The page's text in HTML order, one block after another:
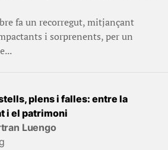
fa un recorregut, mitjançant
i sorprenents, per un
plens i falles: entre la
i el patrimoni
Luengo